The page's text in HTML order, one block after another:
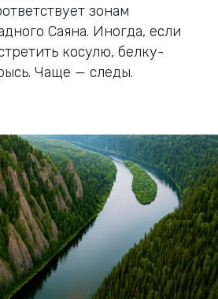
зонам
Саяна. Иногда, если
косулю, белку-
Чаще — следы.